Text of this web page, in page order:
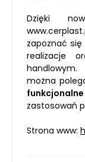
Dzięki
zapoznać się
realizacje
można
zastosowań
Strona www: